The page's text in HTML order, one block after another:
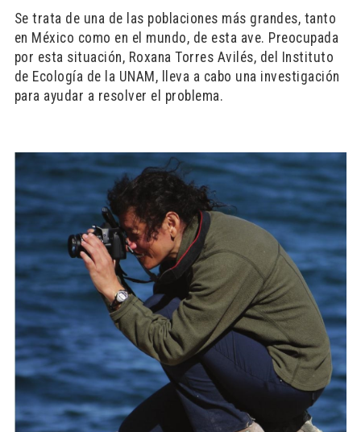
Se trata de una de las poblaciones más grandes, tanto
en México como en el mundo, de esta ave. Preocupada
por esta situación, Roxana Torres Avilés, del Instituto
de Ecología de la UNAM, lleva a cabo una investigación
para ayudar a resolver el problema.